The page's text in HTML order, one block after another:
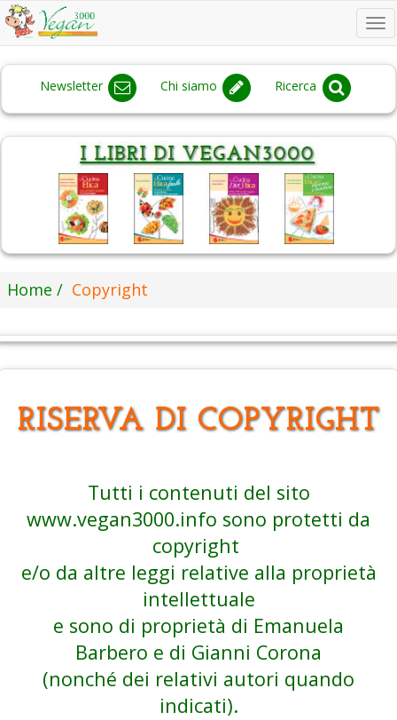
Newsletter Chi siamo Ricerca
Home Copyright
RISERVA DI COPYRIGHT
Tutti i contenuti del sito
www.vegan3000.info sono protetti da
copyright
e/o da altre leggi relative alla proprietà
intellettuale
e sono di proprietà di Emanuela
Barbero e di Gianni Corona
(nonché dei relativi autori quando
indicati).